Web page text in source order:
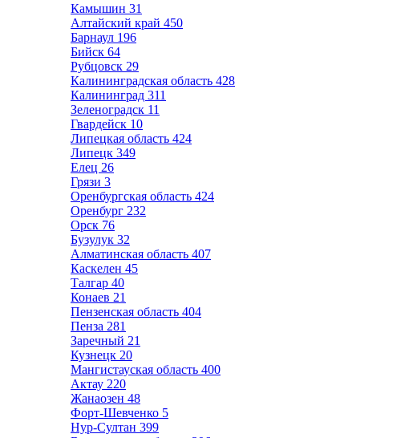
Камышин 31
Алтайский край 450
Барнаул 196
Бийск 64
Рубцовск 29
Калининградская область 428
Калининград 311
Зеленоградск 11
Гвардейск 10
Липецкая область 424
Липецк 349
Елец 26
Грязи 3
Оренбургская область 424
Оренбург 232
Орск 76
Бузулук 32
Алматинская область 407
Каскелен 45
Талгар 40
Конаев 21
Пензенская область 404
Пенза 281
Заречный 21
Кузнецк 20
Мангистауская область 400
Актау 220
Жанаозен 48
Форт-Шевченко 5
Нур-Султан 399